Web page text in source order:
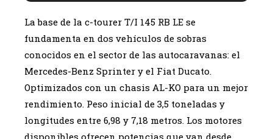
La base de la c-tourer T/I 145 RB LE se
fundamenta en dos vehículos de sobras
conocidos en el sector de las autocaravanas: el
Mercedes-Benz Sprinter y el Fiat Ducato.
Optimizados con un chasis AL-KO para un mejor
rendimiento. Peso inicial de 3,5 toneladas y
longitudes entre 6,98 y 7,18 metros. Los motores
disponibles ofrecen potencias que van desde